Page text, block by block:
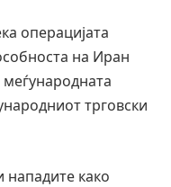
операцијата
на Иран
трговски
како